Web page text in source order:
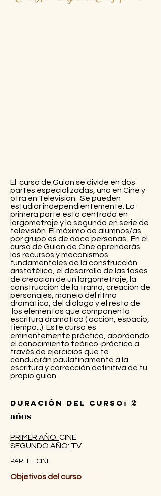
El curso de Guion se divide en dos
partes especializadas, una en Cine y
otra en Televisión. Se pueden
estudiar independientemente. La
primera parte está centrada en
largometraje y la segunda en serie de
televisión. El máximo de alumnos/as
por grupo es de doce personas. En el
curso de Guion de Cine aprenderás
los recursos y mecanismos
fundamentales de la construcción
aristotélica, el desarrollo de las fases
de creación de un largometraje, la
construcción de la trama, creación de
personajes, manejo del ritmo
dramático, del diálogo y el resto de
los elementos que componen la
escritura dramática ( acción, espacio,
tiempo...). Este curso es
eminentemente práctico, abordando
el conocimiento teórico-práctico a
través de ejercicios que te
conducirán paulatinamente a la
escritura y corrección definitiva de tu
propio guion.
Duración del curso: 2
años
PRIMER AÑO: CINE
SEGUNDO AÑO: TV
PARTE I: CINE
Objetivos del curso